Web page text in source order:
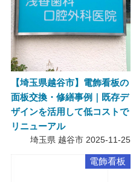
【埼玉県越谷市】電飾看板の
面板交換・修繕事例｜既存デ
ザインを活用して低コストで
リニューアル
埼玉県 越谷市 2025-11-25
電飾看板